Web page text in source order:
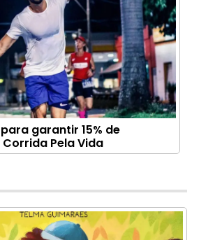
garantir 15% de
Pela Vida